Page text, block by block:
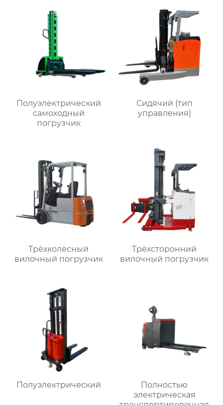
Полуэлектрический
самоходный
погрузчик
Сидячий (тип
управления)
Трёхколёсный
вилочный погрузчик
Трёхсторонний
вилочный погрузчик
Полуэлектрический
Полностью
электрическая